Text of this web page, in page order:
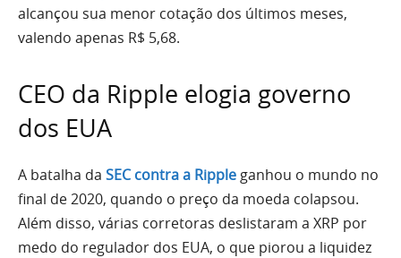
alcançou sua menor cotação dos últimos meses,
valendo apenas R$ 5,68.
CEO da Ripple elogia governo
dos EUA
A batalha da SEC contra a Ripple ganhou o mundo no
final de 2020, quando o preço da moeda colapsou.
Além disso, várias corretoras deslistaram a XRP por
medo do regulador dos EUA, o que piorou a liquidez